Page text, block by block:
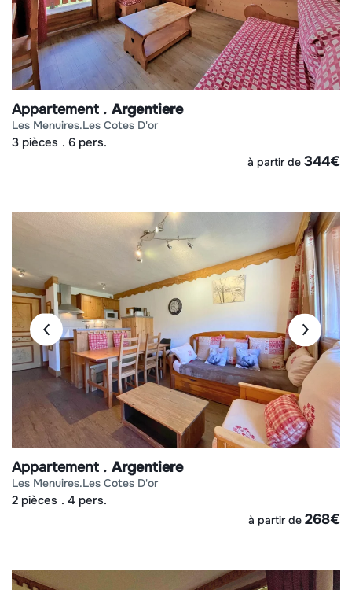
Appartement Argentiere
les menuires les cotes d'or
3 pièces 6 pers.
à partir de 344€
Appartement Argentiere
les menuires les cotes d'or
2 pièces 4 pers.
à partir de 268€